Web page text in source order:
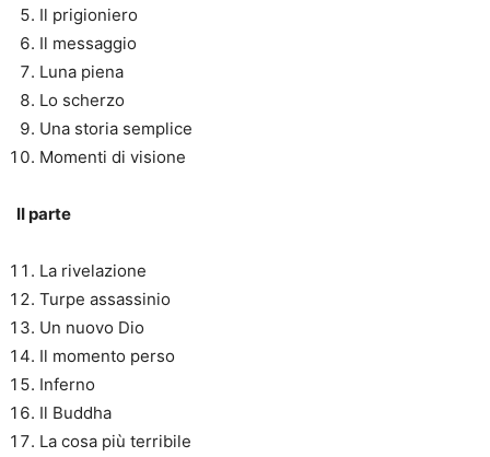
Il prigioniero
Il messaggio
Luna piena
Lo scherzo
Una storia semplice
Momenti di visione
II parte
La rivelazione
Turpe assassinio
Un nuovo Dio
Il momento perso
Inferno
Il Buddha
La cosa più terribile